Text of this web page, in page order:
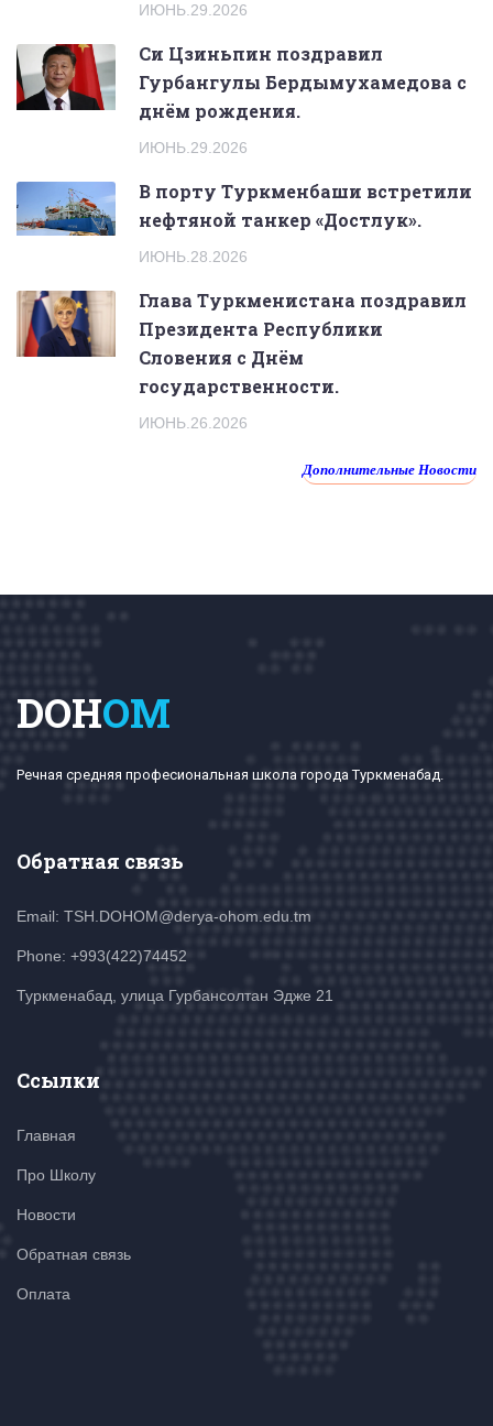
ИЮНЬ.29.2026
Си Цзиньпин поздравил
Гурбангулы Бердымухамедова с
днём рождения.
ИЮНЬ.29.2026
В порту Туркменбаши встретили
нефтяной танкер «Достлук».
ИЮНЬ.28.2026
Глава Туркменистана поздравил
Президента Республики
Словения с Днём
государственности.
ИЮНЬ.26.2026
Дополнительные Новости
DOHOM
Речная средняя професиональная школа города Туркменабад.
Обратная связь
Email: TSH.DOHOM@derya-ohom.edu.tm
Phone: +993(422)74452
Туркменабад, улица Гурбансолтан Эдже 21
Ссылки
Главная
Про Школу
Новости
Обратная связь
Оплата